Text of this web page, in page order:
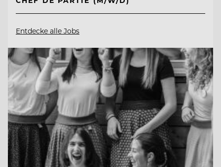
Entdecke alle Jobs